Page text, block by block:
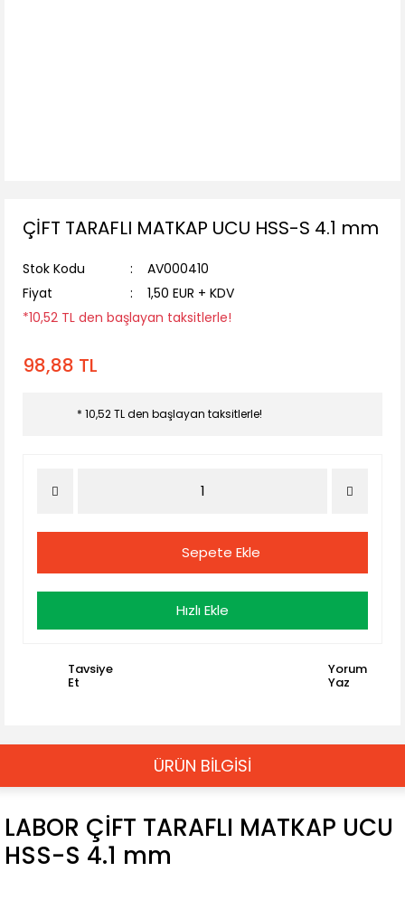
ÇİFT TARAFLI MATKAP UCU HSS-S 4.1 mm
Stok Kodu
AV000410
Fiyat
1,50 EUR + KDV
*10,52 TL den başlayan taksitlerle!
98,88 TL
* 10,52 TL den başlayan taksitlerle!
Sepete Ekle
Hızlı Ekle
Tavsiye
Et
Yorum
Yaz
ÜRÜN BİLGİSİ
LABOR ÇİFT TARAFLI MATKAP UCU
HSS-S 4.1 mm